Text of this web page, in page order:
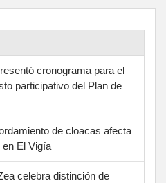
cronograma para el
participativo del Plan de
de cloacas afecta
El Vigía
celebra distinción de